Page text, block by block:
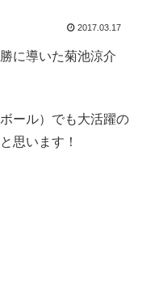
2017.03.17
に導いた菊池涼介
ール）でも大活躍の
思います！